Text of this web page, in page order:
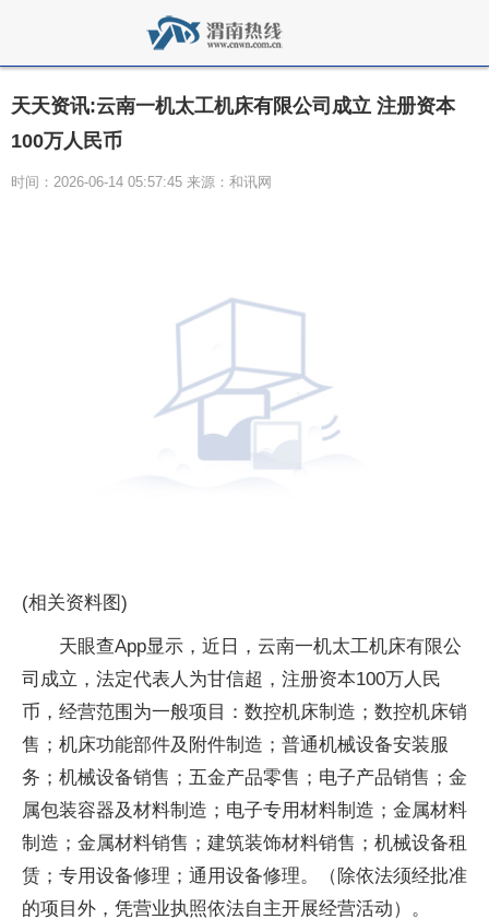
天天资讯:云南一机太工机床有限公司成立 注册资本
100万人民币
时间：2026-06-14 05:57:45 来源：和讯网
(相关资料图)
天眼查App显示，近日，云南一机太工机床有限公
司成立，法定代表人为甘信超，注册资本100万人民
币，经营范围为一般项目：数控机床制造；数控机床销
售；机床功能部件及附件制造；普通机械设备安装服
务；机械设备销售；五金产品零售；电子产品销售；金
属包装容器及材料制造；电子专用材料制造；金属材料
制造；金属材料销售；建筑装饰材料销售；机械设备租
赁；专用设备修理；通用设备修理。（除依法须经批准
的项目外，凭营业执照依法自主开展经营活动）。